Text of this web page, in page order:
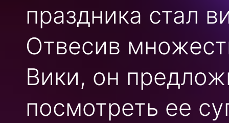
праздника стал
Отвесив
Вики, он
посмотреть ее